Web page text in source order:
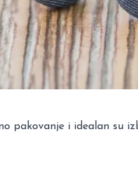
pakovanje i idealan su